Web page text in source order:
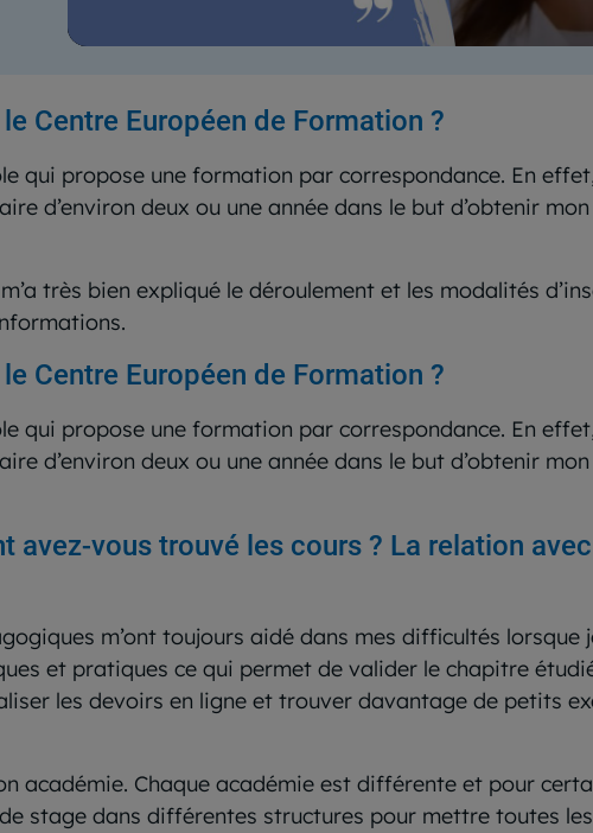
Centre Européen de Formation ?
qui propose une formation par correspondance. En
d’environ deux ou une année dans le but d’obtenir mon
très bien expliqué le déroulement et les modalités
Centre Européen de Formation ?
qui propose une formation par correspondance. En
d’environ deux ou une année dans le but d’obtenir mon
vous trouvé les cours ? La relation
m’ont toujours aidé dans mes difficultés lorsque
et pratiques ce qui permet de valider le chapitre
les devoirs en ligne et trouver davantage de petits
académie. Chaque académie est différente et pour
stage dans différentes structures pour mettre toutes